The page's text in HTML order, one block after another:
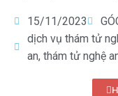
15/11/2023
dịch vụ thám tử
an, thám tử nghệ